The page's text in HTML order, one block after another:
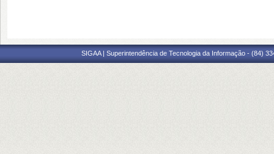
SIGAA | Superintendência de Tecnologia da Informação - (84)